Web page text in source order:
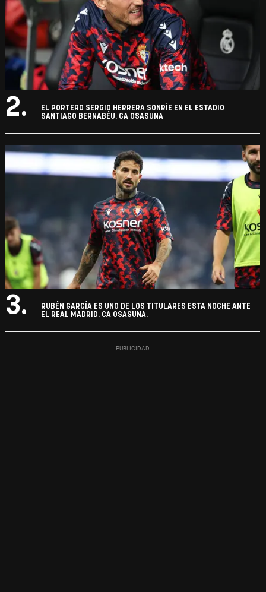
2.
EL PORTERO SERGIO HERRERA SONRÍE EN EL ESTADIO
SANTIAGO BERNABÉU. CA OSASUNA
3.
RUBÉN GARCÍA ES UNO DE LOS TITULARES ESTA NOCHE ANTE
EL REAL MADRID. CA OSASUNA.